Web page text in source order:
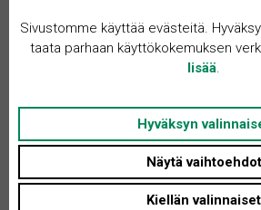
Sivustomme käyttää evästeitä.
taata parhaan käyttökokemuksen
lisää.
Hyväksyn
Näytä vaihtoehdot
Kiellän valinnaiset